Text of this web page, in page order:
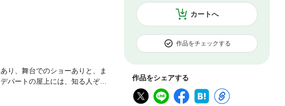
カートへ
作品をチェックする
作品をシェアする
り、舞台でのショーありと、ま
パートの屋上には、知る人ぞ知
やって来るが、同時に不思議な